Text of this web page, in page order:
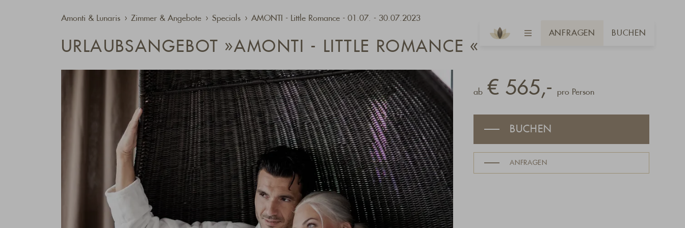
ANFRAGEN BUCHEN
Amonti & Lunaris Zimmer & Angebote Specials AMONTI - Little Romance - 01.07. - 30.07.2023
URLAUBSANGEBOT »AMONTI - LITTLE ROMANCE «
ab € 565,- pro Person
BUCHEN
ANFRAGEN